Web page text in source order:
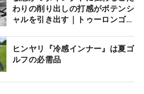
わりの削り出しの打感がポテンシ
ャルを引き出す｜トゥーロンゴル
ヒンヤリ『冷感インナー』は夏ゴ
ルフの必需品